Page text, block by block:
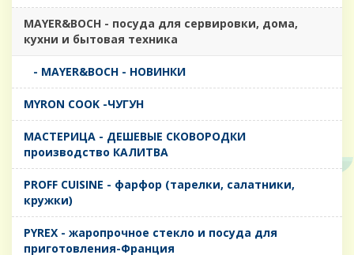
MAYER&BOCH - посуда для сервировки, дома,
кухни и бытовая техника
- MAYER&BOCH - НОВИНКИ
MYRON COOK -ЧУГУН
MАСТЕРИЦА - ДЕШЕВЫЕ СКОВОРОДКИ
производство КАЛИТВА
PROFF CUISINE - фарфор (тарелки, салатники,
кружки)
PYREX - жаропрочное стекло и посуда для
приготовления-Франция